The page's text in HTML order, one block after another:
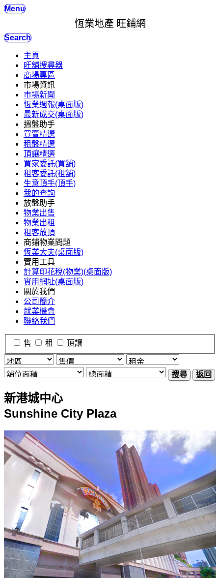
Menu
恆業地產 旺鋪網
Search
主頁
旺舖搜尋器
商場專區
市場資訊
市場新聞
恆業週報(桌面版)
最新成交(桌面版)
搵盤助手
買賣精選
租盤精選
頂讓精選
買家委託(買舖)
租客委託(租舖)
生意頂手(頂手)
我的查詢
放盤助手
物業出售
物業出租
租客放頂
商鋪物業問題
恆業大夫(桌面版)
實用工具
計算印花稅(物業)(桌面版)
實用網址(桌面版)
關於我們
公司簡介
就業機會
聯絡我們
售 租 頂讓
搜尋 返回
新港城中心
Sunshine City Plaza